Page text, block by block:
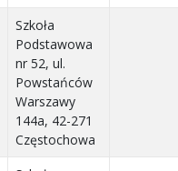
Szkoła
Podstawowa
nr 52, ul.
Powstańców
Warszawy
144a, 42-271
Częstochowa